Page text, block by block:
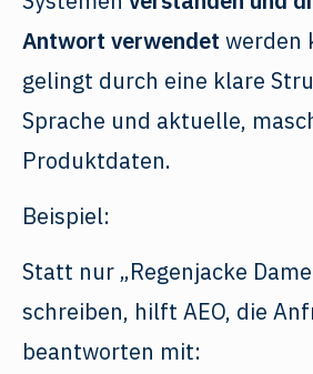
Antwort verwendet werden
gelingt durch eine klare
Sprache und aktuelle,
Produktdaten.
Beispiel:
Statt nur „Regenjacke
schreiben, hilft AEO, die
beantworten mit: